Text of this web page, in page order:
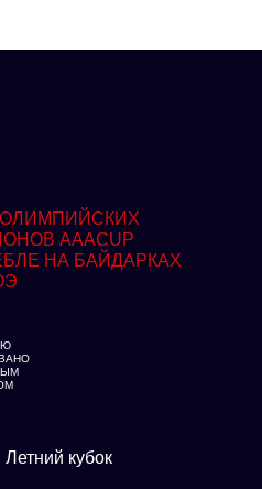
ОЛИМПИЙСКИХ
AAACUP
НА БАЙДАРКАХ
Летний кубок